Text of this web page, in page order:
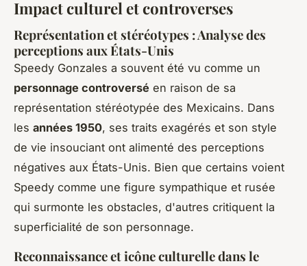
Impact culturel et controverses
Représentation et stéréotypes : Analyse des
perceptions aux États-Unis
Speedy Gonzales a souvent été vu comme un
personnage controversé en raison de sa
représentation stéréotypée des Mexicains. Dans
les années 1950, ses traits exagérés et son style
de vie insouciant ont alimenté des perceptions
négatives aux États-Unis. Bien que certains voient
Speedy comme une figure sympathique et rusée
qui surmonte les obstacles, d'autres critiquent la
superficialité de son personnage.
Reconnaissance et icône culturelle dans le